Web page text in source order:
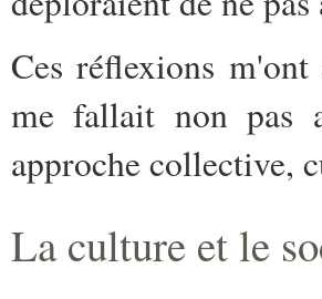
Ces réflexions
me fallait non pas
approche collective,
La culture et le